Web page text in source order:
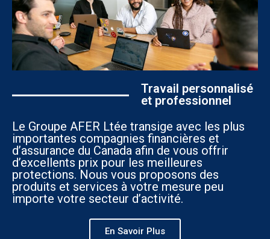
Travail personnalisé
et professionnel
Le Groupe AFER Ltée transige avec les plus
importantes compagnies financières et
d’assurance du Canada afin de vous offrir
d’excellents prix pour les meilleures
protections. Nous vous proposons des
produits et services à votre mesure peu
importe votre secteur d’activité.
En Savoir Plus